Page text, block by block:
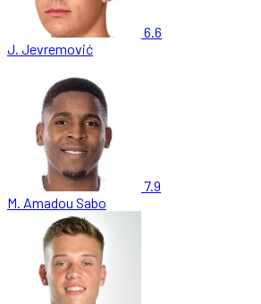
6.6
J. Jevremović
7.9
M. Amadou Sabo